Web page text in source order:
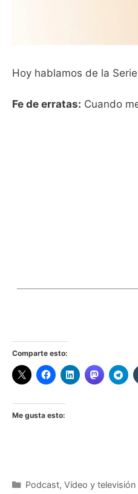
Hoy hablamos de la
Fe de erratas: Cuando
Comparte esto:
Me gusta esto:
Categorías
Podcast, Vídeo y televisión